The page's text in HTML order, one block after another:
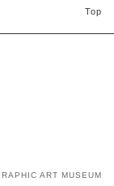
Top
ART MUSEUM